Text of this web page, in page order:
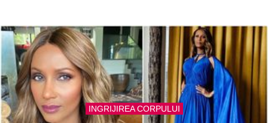
INGRIJIREA CORPULUI